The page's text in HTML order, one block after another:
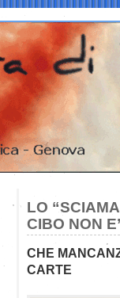
LO
CIBO NON
CHE
CARTE